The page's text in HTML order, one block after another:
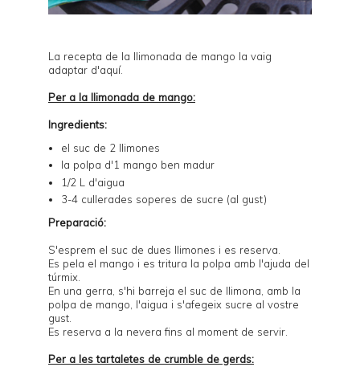
La recepta de la llimonada de mango la vaig
adaptar d'aquí.
Per a la llimonada de mango:
Ingredients:
el suc de 2 llimones
la polpa d'1 mango ben madur
1/2 L d'aigua
3-4 cullerades soperes de sucre (al gust)
Preparació:
S'esprem el suc de dues llimones i es reserva.
Es pela el mango i es tritura la polpa amb l'ajuda del
túrmix.
En una gerra, s'hi barreja el suc de llimona, amb la
polpa de mango, l'aigua i s'afegeix sucre al vostre
gust.
Es reserva a la nevera fins al moment de servir.
Per a les tartaletes de crumble de gerds: